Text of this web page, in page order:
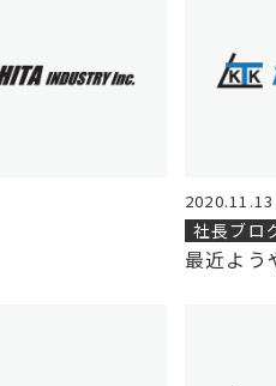
2020.11.13
社長ブロ
最近よ